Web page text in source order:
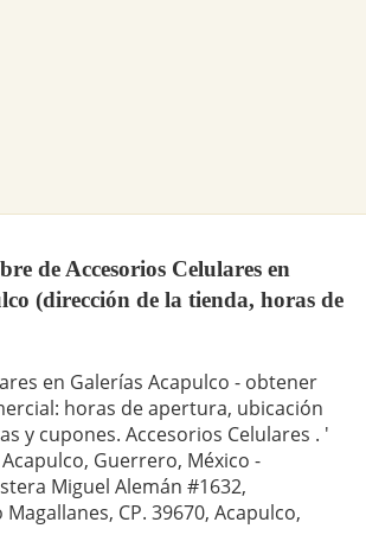
de Accesorios Celulares en
(dirección de la tienda, horas de
en Galerías Acapulco - obtener
horas de apertura, ubicación
y cupones. Accesorios Celulares . '
Guerrero, México -
Miguel Alemán #1632,
CP. 39670, Acapulco,